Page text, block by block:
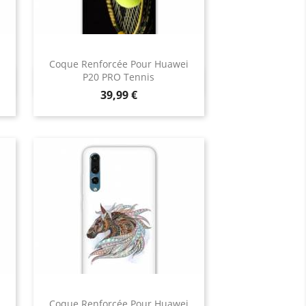
Coque Renforcée Pour Huawei
P20 PRO Tennis
Prix
39,99 €
Aperçu rapide
Coque Renforcée Pour Huawei